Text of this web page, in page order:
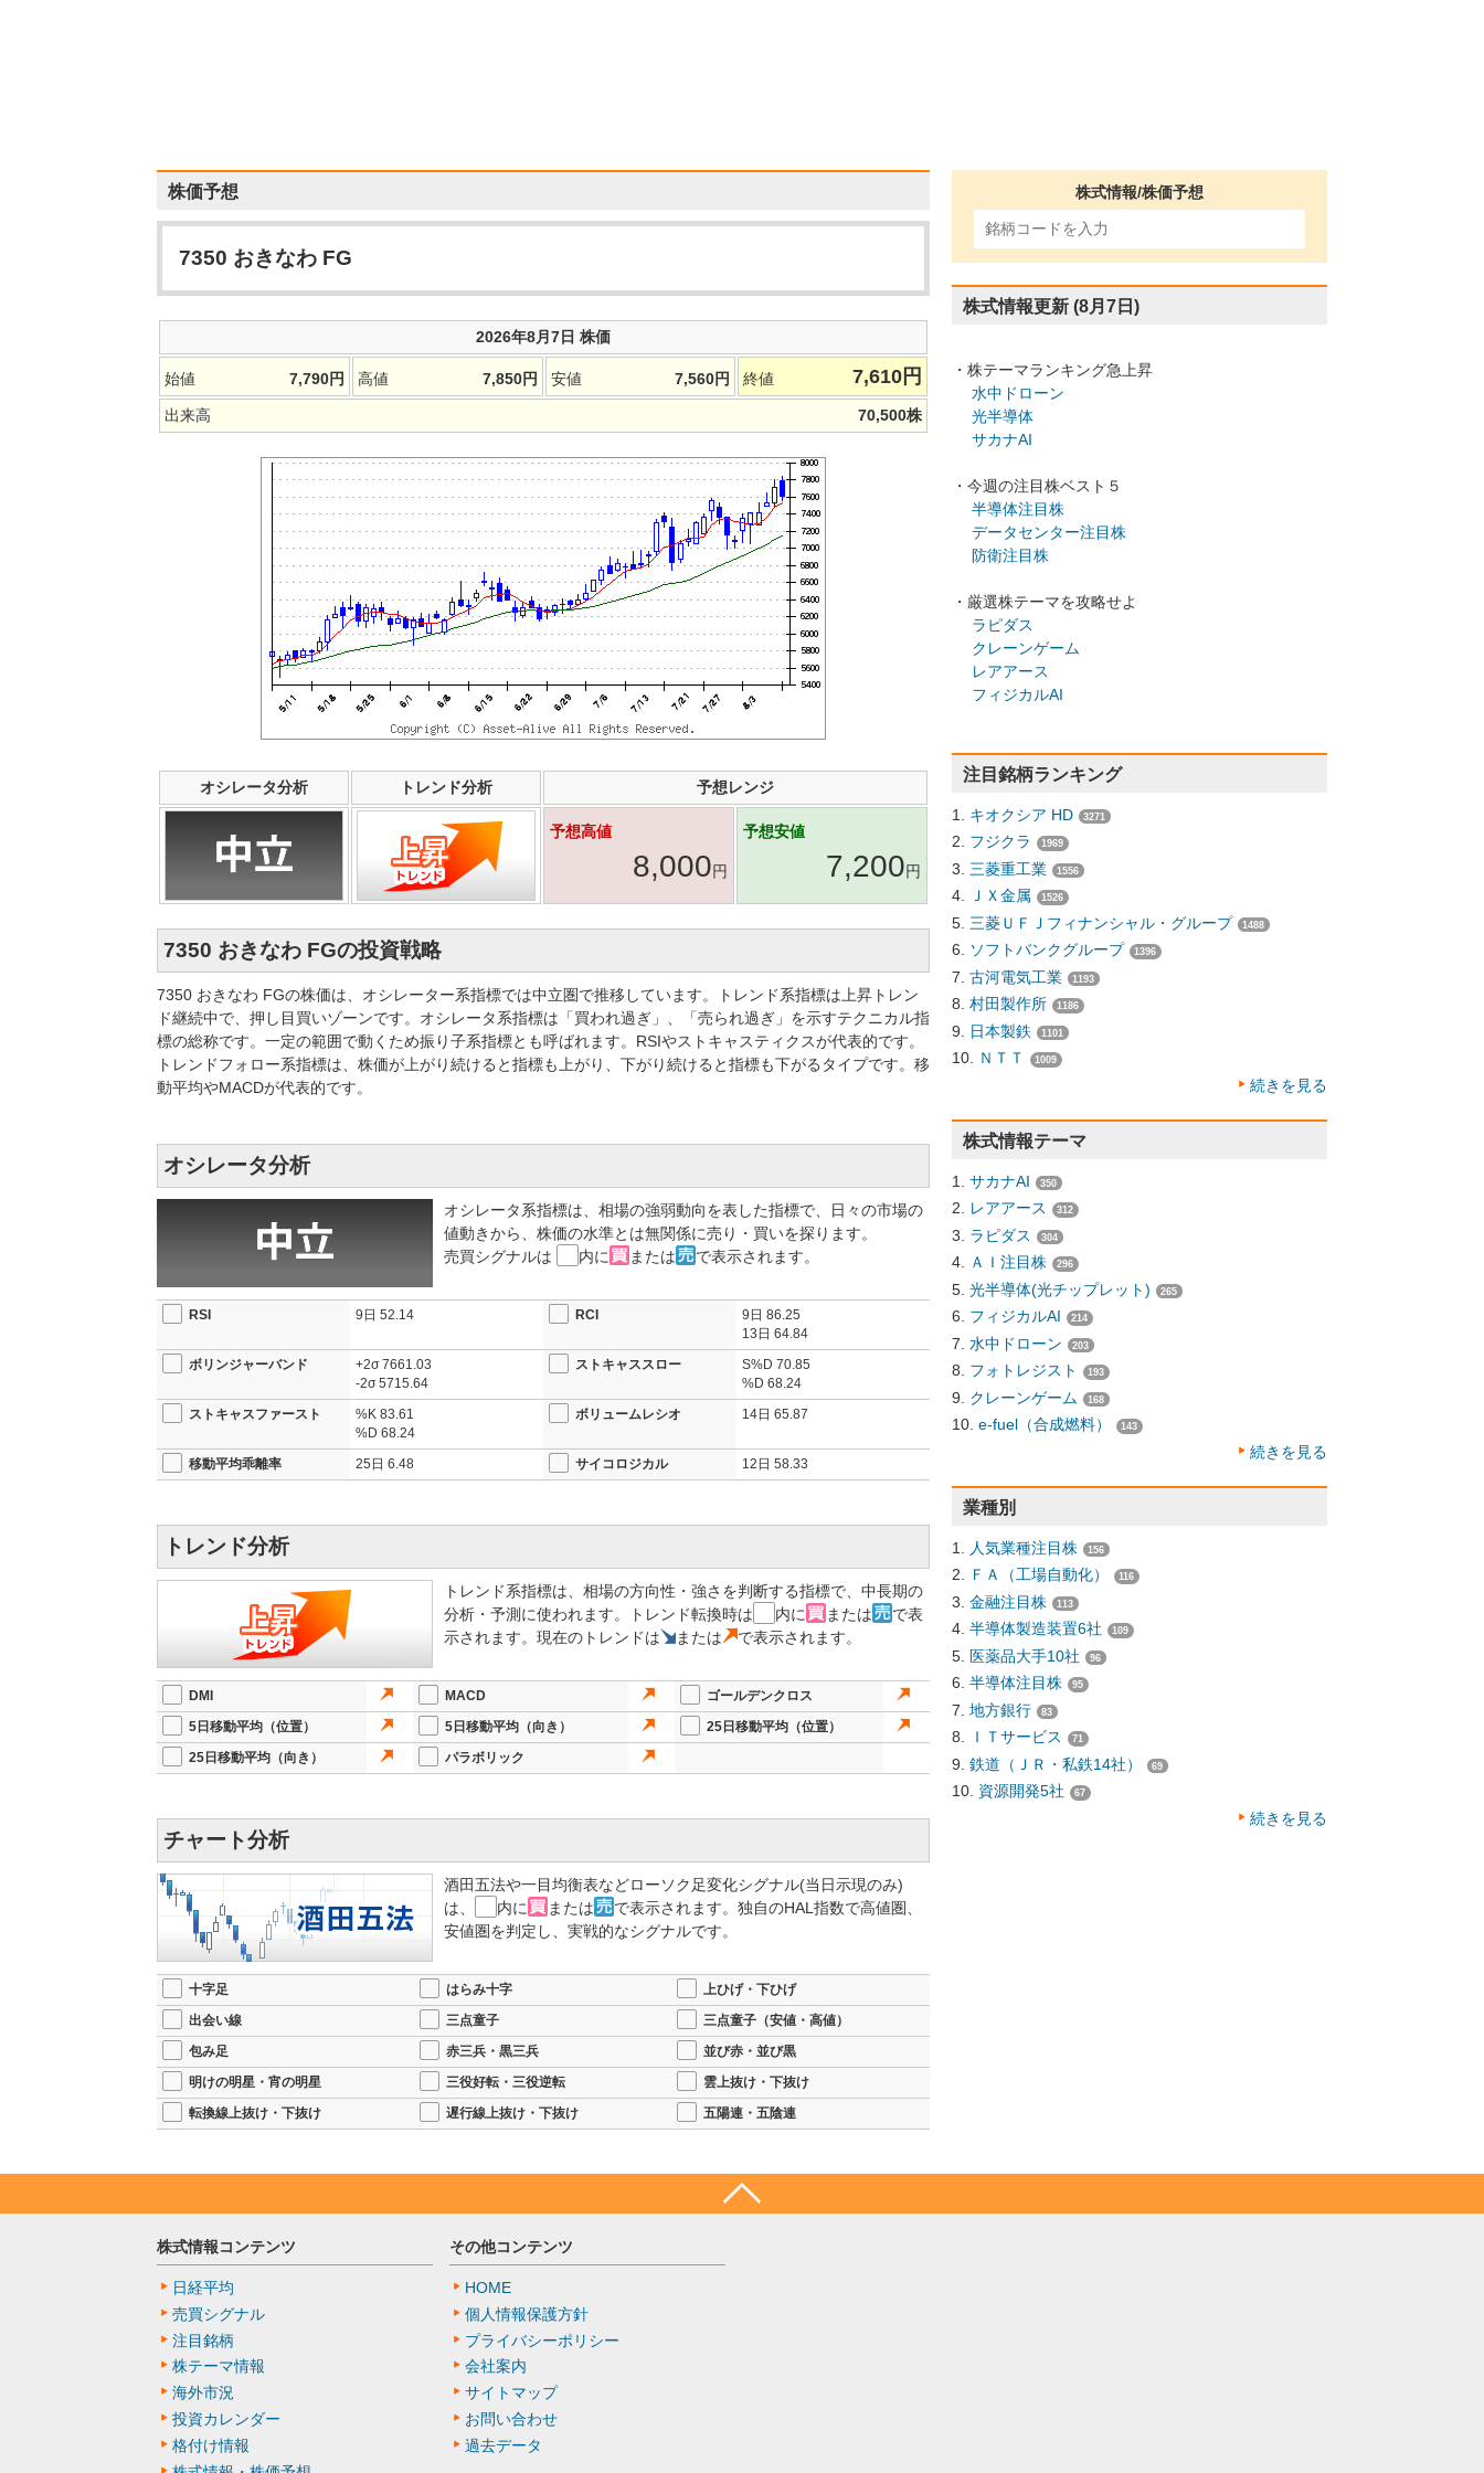
株価予想
7350 おきなわ FG
2026年8月7日 株価
始値 7,790円 高値 7,850円 安値 7,560円 終値 7,610 円
出来高 70,500株
オシレータ分析 トレンド分析 予想レンジ
予想高値
8,000円
予想安値
7,200円
7350 おきなわ FGの投資戦略
7350 おきなわ FGの株価は、オシレーター系指標では中立圏で推移しています。トレンド系指標は上昇トレン
ド継続中で、押し目買いゾーンです。オシレータ系指標は「買われ過ぎ」、「売られ過ぎ」を示すテクニカル指
標の総称です。一定の範囲で動くため振り子系指標とも呼ばれます。RSIやストキャスティクスが代表的です。
トレンドフォロー系指標は、株価が上がり続けると指標も上がり、下がり続けると指標も下がるタイプです。移
動平均やMACDが代表的です。
オシレータ分析
オシレータ系指標は、相場の強弱動向を表した指標で、日々の市場の
値動きから、株価の水準とは無関係に売り・買いを探ります。
売買シグナルは
内に または で表示されます。
RSI 9日 52.14 RCI 9日 86.25
13日 64.84
ボリンジャーバンド
+2σ7661.03
-2σ5715.64
ストキャススロー S%D 70.85
%D 68.24
ストキャスファースト
%K 83.61
%D 68.24
ボリュームレシオ 14日 65.87
移動平均乖離率 25日 6.48 サイコロジカル 12日 58.33
トレンド分析
トレンド系指標は、相場の方向性・強さを判断する指標で、中長期の
分析・予測に使われます。トレンド転換時は
内に または
で表
示されます。現在のトレンドは
または で表示されます。
DMI MACD
ゴールデンクロス
5日移動平均（位置）
5日移動平均（向き）
25日移動平均（位置）
25日移動平均（向き）
パラボリック
チャート分析
酒田五法や一目均衡表などローソク足変化シグナル(当日示現のみ)
は、
内に または
で表示されます。独自のHAL指数で高値圏、
安値圏を判定し、実戦的なシグナルです。
十字足 はらみ十字
上ひげ・下ひげ
出会い線
三点童子
三点童子（安値・高値）
包み足
赤三兵・黒三兵
並び赤・並び黒
明けの明星・宵の明星
三役好転・三役逆転
雲上抜け・下抜け
転換線上抜け・下抜け
遅行線上抜け・下抜け 五陽連・五陰連
株式情報/株価予想
株式情報更新 (8月7日)
・株テーマランキング急上昇
水中ドローン
光半導体
サカナAI
・今週の注目株ベスト５
半導体注目株
データセンター注目株
防衛注目株
・厳選株テーマを攻略せよ
ラピダス
クレーンゲーム
レアアース
フィジカルAI
注目銘柄ランキング
キオクシア HD 3271
フジクラ 1969
三菱重工業 1556
ＪＸ金属 1526
三菱ＵＦＪフィナンシャル・グループ 1488
ソフトバンクグループ 1396
古河電気工業 1193
村田製作所 1186
日本製鉄 1101
ＮＴＴ 1009
続きを見る
株式情報テーマ
サカナAI 350
レアアース 312
ラピダス 304
ＡＩ注目株 296
光半導体(光チップレット) 265
フィジカルAI 214
水中ドローン 203
フォトレジスト 193
クレーンゲーム 168
e-fuel（合成燃料） 143
続きを見る
業種別
人気業種注目株 156
ＦＡ（工場自動化） 116
金融注目株 113
半導体製造装置6社 109
医薬品大手10社 96
半導体注目株 95
地方銀行 83
ＩＴサービス 71
鉄道（ＪＲ・私鉄14社） 69
資源開発5社 67
続きを見る
株式情報コンテンツ
日経平均
売買シグナル
注目銘柄
株テーマ情報
海外市況
投資カレンダー
格付け情報
その他コンテンツ
HOME
個人情報保護方針
プライバシーポリシー
会社案内
サイトマップ
お問い合わせ
過去データ